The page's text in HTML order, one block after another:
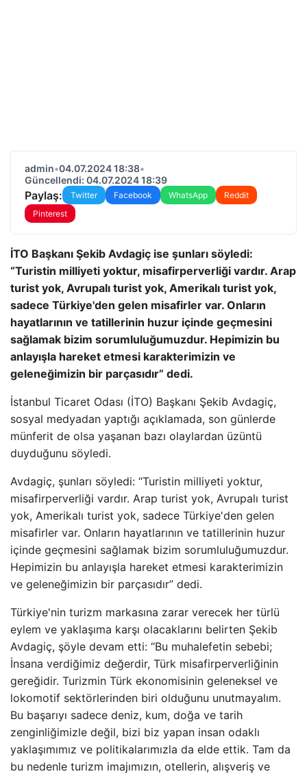
admin•04.07.2024 18:38•
Güncellendi: 04.07.2024 18:39
Paylaş: Twitter Facebook WhatsApp
Reddit
Pinterest
İTO Başkanı Şekib Avdagiç ise şunları söyledi:
“Turistin milliyeti yoktur, misafirperverliği vardır. Arap
turist yok, Avrupalı ​​turist yok, Amerikalı turist yok,
sadece Türkiye'den gelen misafirler var. Onların
hayatlarının ve tatillerinin huzur içinde geçmesini
sağlamak bizim sorumluluğumuzdur. Hepimizin bu
anlayışla hareket etmesi karakterimizin ve
geleneğimizin bir parçasıdır” dedi.
İstanbul Ticaret Odası (İTO) Başkanı Şekib Avdagiç,
sosyal medyadan yaptığı açıklamada, son günlerde
münferit de olsa yaşanan bazı olaylardan üzüntü
duyduğunu söyledi.
Avdagiç, şunları söyledi: “Turistin milliyeti yoktur,
misafirperverliği vardır. Arap turist yok, Avrupalı ​​turist
yok, Amerikalı turist yok, sadece Türkiye'den gelen
misafirler var. Onların hayatlarının ve tatillerinin huzur
içinde geçmesini sağlamak bizim sorumluluğumuzdur.
Hepimizin bu anlayışla hareket etmesi karakterimizin
ve geleneğimizin bir parçasıdır” dedi.
Türkiye'nin turizm markasına zarar verecek her türlü
eylem ve yaklaşıma karşı olacaklarını belirten Şekib
Avdagiç, şöyle devam etti: “Bu muhalefetin sebebi;
İnsana verdiğimiz değerdir, Türk misafirperverliğinin
gereğidir. Turizmin Türk ekonomisinin geleneksel ve
lokomotif sektörlerinden biri olduğunu unutmayalım.
Bu başarıyı sadece deniz, kum, doğa ve tarih
zenginliğimizle değil, bizi biz yapan insan odaklı
yaklaşımımız ve politikalarımızla da elde ettik. Tam da
bu nedenle turizm imajımızın, otellerin, alışveriş ve